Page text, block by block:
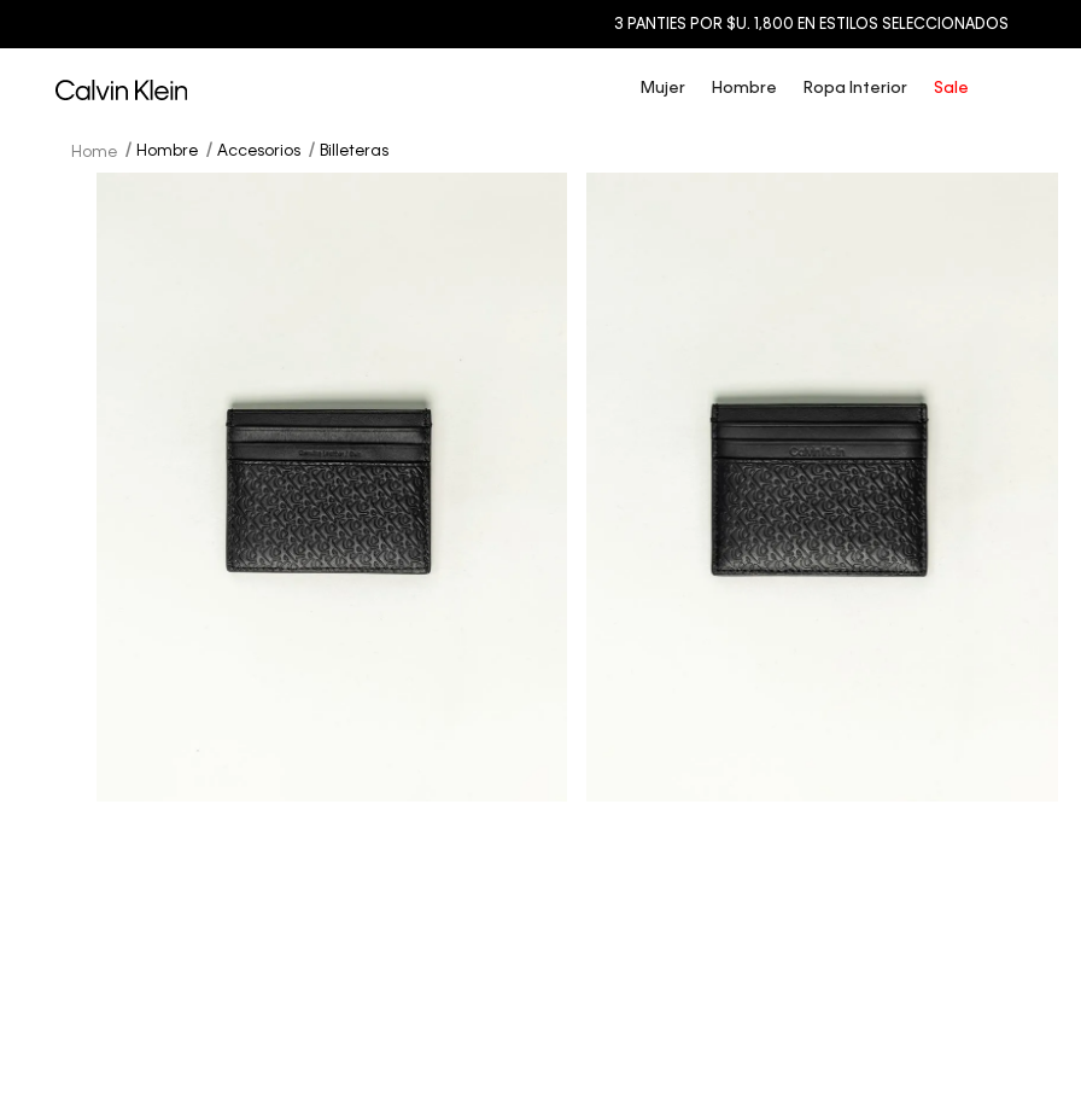
3 PANTIES POR $U. 1,800 EN ESTILOS SELECCIONADOS
Mujer Hombre Ropa Interior Sale
Hombre Accesorios Billeteras